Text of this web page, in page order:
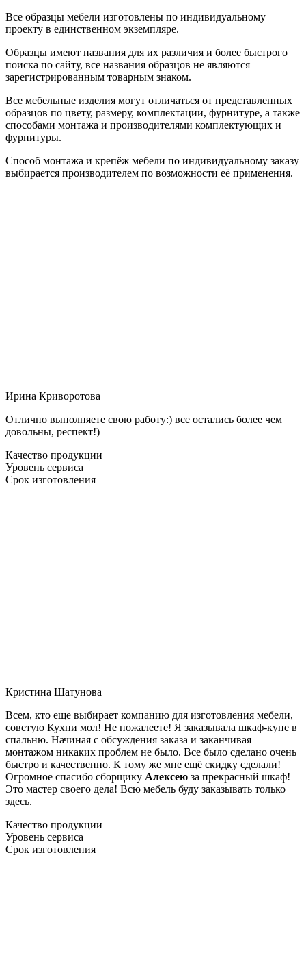
Все образцы мебели изготовлены по индивидуальному
проекту в единственном экземпляре.
Образцы имеют названия для их различия и более быстрого
поиска по сайту, все названия образцов не являются
зарегистрированным товарным знаком.
Все мебельные изделия могут отличаться от представленных
образцов по цвету, размеру, комплектации, фурнитуре, а также
способами монтажа и производителями комплектующих и
фурнитуры.
Способ монтажа и крепёж мебели по индивидуальному заказу
выбирается производителем по возможности её применения.
Ирина Криворотова
Отлично выполняете свою работу:) все остались более чем
довольны, респект!)
Качество продукции
Уровень сервиса
Срок изготовления
Кристина Шатунова
Всем, кто еще выбирает компанию для изготовления мебели,
советую Кухни мол! Не пожалеете! Я заказывала шкаф-купе в
спальню. Начиная с обсуждения заказа и заканчивая
монтажом никаких проблем не было. Все было сделано очень
быстро и качественно. К тому же мне ещё скидку сделали!
Огромное спасибо сборщику Алексею за прекрасный шкаф!
Это мастер своего дела! Всю мебель буду заказывать только
здесь.
Качество продукции
Уровень сервиса
Срок изготовления